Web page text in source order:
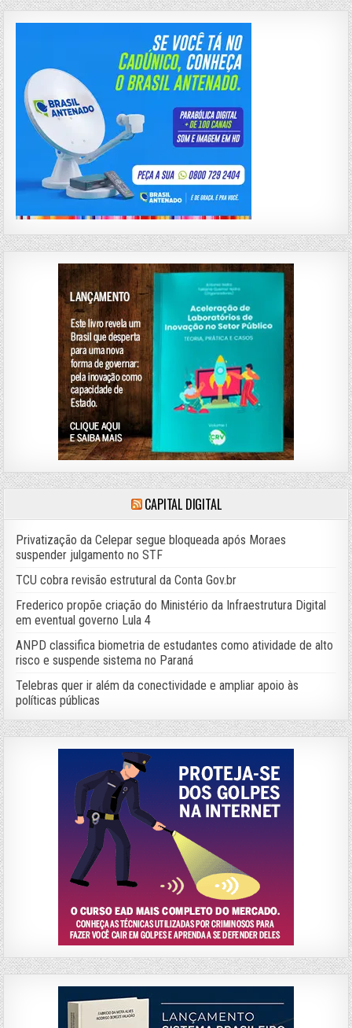
CAPITAL DIGITAL
Privatização da Celepar segue bloqueada após Moraes
suspender julgamento no STF
TCU cobra revisão estrutural da Conta Gov.br
Frederico propõe criação do Ministério da Infraestrutura Digital
em eventual governo Lula 4
ANPD classifica biometria de estudantes como atividade de alto
risco e suspende sistema no Paraná
Telebras quer ir além da conectividade e ampliar apoio às
políticas públicas